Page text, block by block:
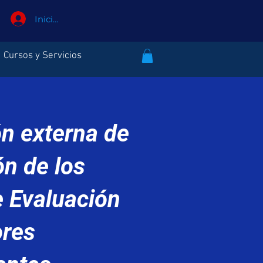
Iniciar sesión
Cursos y Servicios
externa de
de los
Evaluación